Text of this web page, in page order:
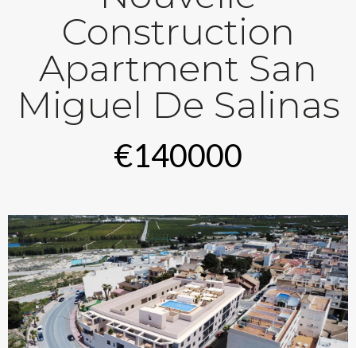
Construction
Apartment San
Miguel De Salinas
€140000